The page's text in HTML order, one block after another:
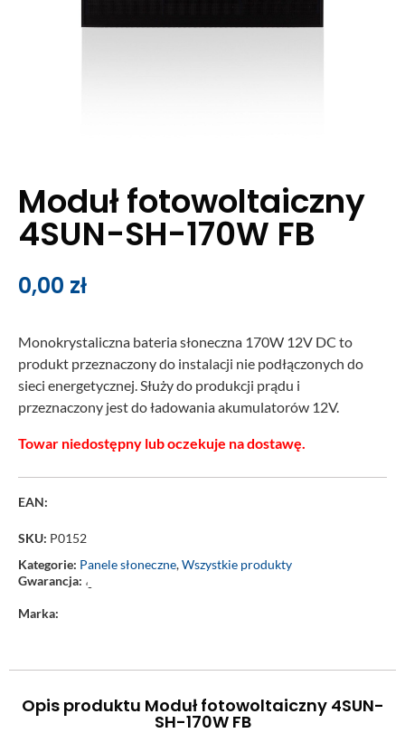
Moduł fotowoltaiczny
4SUN-SH-170W FB
0,00 zł
Monokrystaliczna bateria słoneczna 170W 12V DC to
produkt przeznaczony do instalacji nie podłączonych do
sieci energetycznej. Służy do produkcji prądu i
przeznaczony jest do ładowania akumulatorów 12V.
Towar niedostępny lub oczekuje na dostawę.
EAN:
SKU: P0152
Kategorie: Panele słoneczne,Wszystkie produkty
Gwarancja: ‘-
Marka:
Opis produktu Moduł fotowoltaiczny 4SUN-
SH-170W FB